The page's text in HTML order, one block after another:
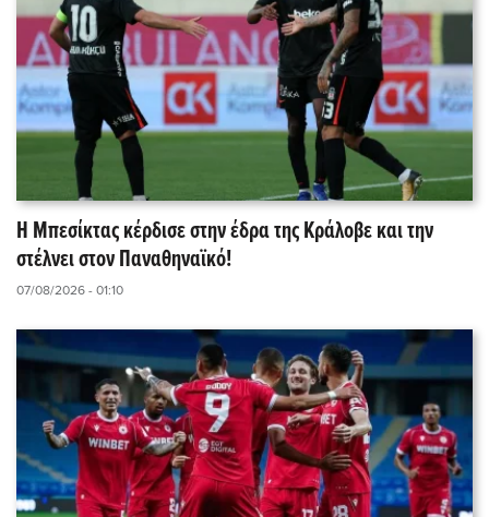
Η Μπεσίκτας κέρδισε στην έδρα της Κράλοβε και την
στέλνει στον Παναθηναϊκό!
07/08/2026 - 01:10